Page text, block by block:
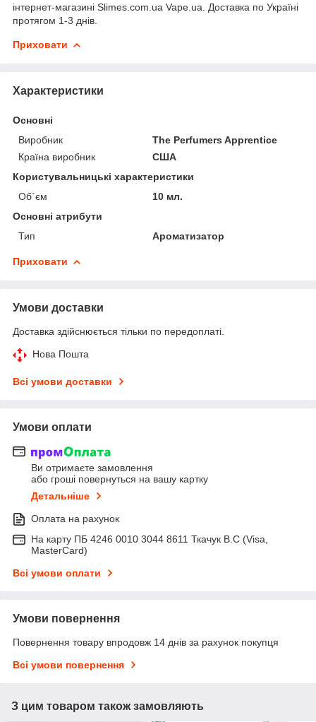
інтернет-магазині Slimes.com.ua Vape.ua. Доставка по Україні
протягом 1-3 днів.
Приховати
Характеристики
Основні
Виробник
The Perfumers Apprentice
Країна виробник
США
Користувальницькі характеристики
Об`єм
10 мл.
Основні атрибути
Тип
Ароматизатор
Приховати
Умови доставки
Доставка здійснюється тільки по передоплаті.
Нова Пошта
Всі умови доставки
Умови оплати
Ви отримаєте замовлення
або гроші повернуться на вашу картку
Детальніше
Оплата на рахунок
На карту ПБ 4246 0010 3044 8611 Ткачук В.С (Visa,
MasterCard)
Всі умови оплати
Умови повернення
Повернення товару впродовж 14 днів за рахунок покупця
Всі умови повернення
З цим товаром також замовляють